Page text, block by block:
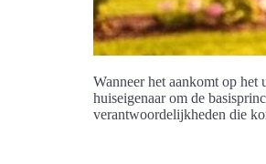
Wanneer het aankomt op
huiseigenaar om de
verantwoordelijkheden die